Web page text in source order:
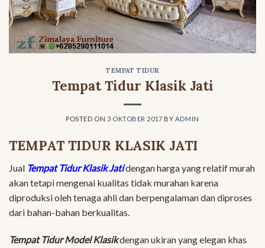
TEMPAT TIDUR
Tempat Tidur Klasik Jati
POSTED ON 3 OKTOBER 2017 BY ADMIN
TEMPAT TIDUR KLASIK JATI
Jual Tempat Tidur Klasik Jatidengan harga yang relatif murah
akan tetapi mengenai kualitas tidak murahan karena
diproduksi oleh tenaga ahli dan berpengalaman dan diproses
dari bahan-bahan berkualitas.
Tempat Tidur Model Klasikdengan ukiran yang elegan khas